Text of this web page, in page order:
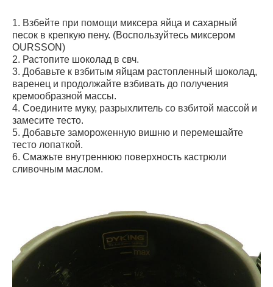
1. Взбейте при помощи миксера яйца и сахарный
песок в крепкую пену. (Воспользуйтесь миксером
OURSSON)
2. Растопите шоколад в свч.
3. Добавьте к взбитым яйцам растопленный шоколад,
варенец и продолжайте взбивать до получения
кремообразной массы.
4. Соедините муку, разрыхлитель со взбитой массой и
замесите тесто.
5. Добавьте замороженную вишню и перемешайте
тесто лопаткой.
6. Смажьте внутреннюю поверхность кастрюли
сливочным маслом.